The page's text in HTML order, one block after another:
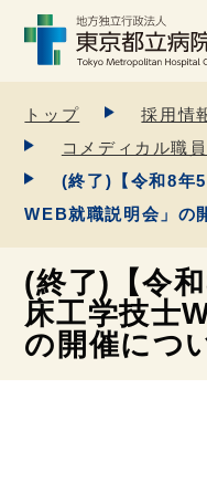
トップ
採用情
コメディカル職
(終了)【令和8年
WEB就職説明会」の
(終了)【令
床工学技士
の開催につ